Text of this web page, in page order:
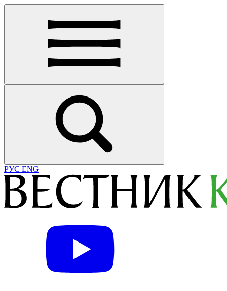
РУС ENG